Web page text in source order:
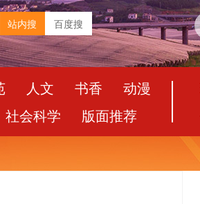
站内搜 百度搜
人文 书香
动漫
社会科学 版面推荐